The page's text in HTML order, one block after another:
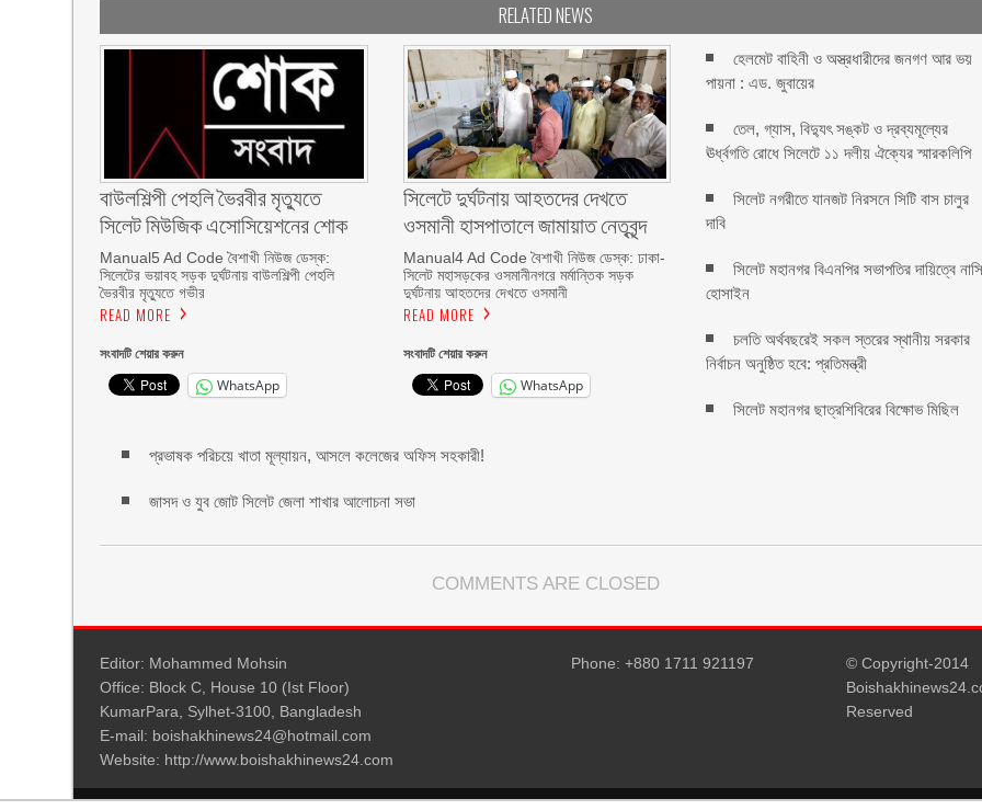
RELATED NEWS
বাউলশিল্পী পেহলি ভৈরবীর মৃত্যুতে
সিলেট মিউজিক এসোসিয়েশনের শোক
Manual5 Ad Code বৈশাখী নিউজ ডেস্ক:
সিলেটের ভয়াবহ সড়ক দুর্ঘটনায় বাউলশিল্পী পেহলি
ভৈরবীর মৃত্যুতে গভীর
READ MORE
সংবাদটি শেয়ার করুন
WhatsApp
সিলেটে দুর্ঘটনায় আহতদের দেখতে
ওসমানী হাসপাতালে জামায়াত নেতৃবৃন্দ
Manual4 Ad Code বৈশাখী নিউজ ডেস্ক: ঢাকা-
সিলেট মহাসড়কের ওসমানীনগরে মর্মান্তিক সড়ক
দুর্ঘটনায় আহতদের দেখতে ওসমানী
READ MORE
সংবাদটি শেয়ার করুন
WhatsApp
হেলমেট বাহিনী ও অস্ত্রধারীদের জনগণ আর ভয়
পায়না : এড. জুবায়ের
তেল, গ্যাস, বিদ্যুৎ সঙ্কট ও দ্রব্যমূল্যের
ঊর্ধ্বগতি রোধে সিলেটে ১১ দলীয় ঐক্যের স্মারকলিপি
সিলেট নগরীতে যানজট নিরসনে সিটি বাস চালুর
দাবি
সিলেট মহানগর বিএনপির সভাপতির দায়িত্বে
হোসাইন
চলতি অর্থবছরেই সকল স্তরের স্থানীয় সরকার
নির্বাচন অনুষ্ঠিত হবে: প্রতিমন্ত্রী
সিলেট মহানগর ছাত্রশিবিরের বিক্ষোভ মিছিল
প্রভাষক পরিচয়ে খাতা মূল্যায়ন, আসলে কলেজের অফিস সহকারী!
জাসদ ও যুব জোট সিলেট জেলা শাখার আলোচনা সভা
COMMENTS ARE CLOSED
Editor: Mohammed Mohsin
Office: Block C, House 10 (Ist Floor)
KumarPara, Sylhet-3100, Bangladesh
E-mail: boishakhinews24@hotmail.com
Website: http://www.boishakhinews24.com
Phone: +880 1711 921197
© Copyright-2014
Reserved